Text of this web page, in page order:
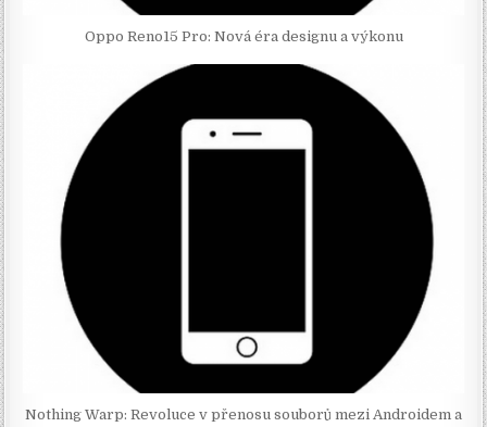
Oppo Reno15 Pro: Nová éra designu a výkonu
Nothing Warp: Revoluce v přenosu souborů mezi Androidem a